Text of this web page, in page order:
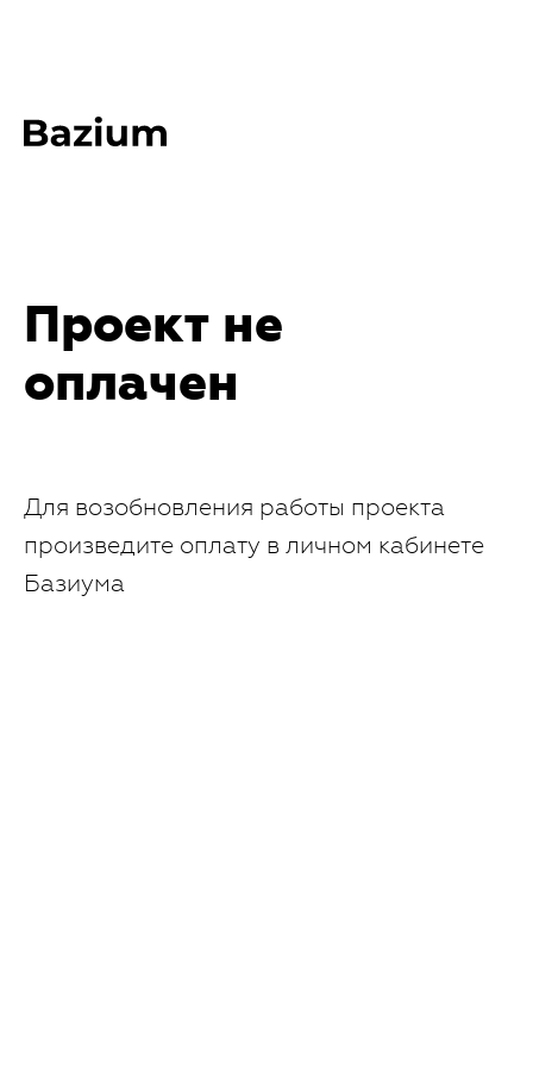
Проект не
оплачен
Для возобновления работы проекта
произведите оплату в личном кабинете
Базиума